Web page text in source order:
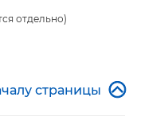
отдельно)
страницы 